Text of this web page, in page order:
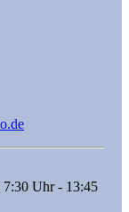
7:30 Uhr - 13:45